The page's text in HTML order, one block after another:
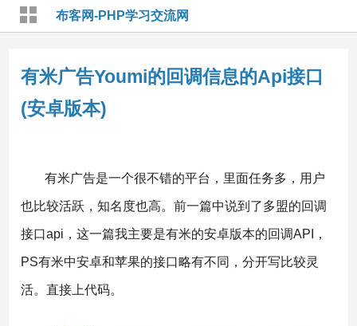
布客网-PHP学习交流网
有米广告Youmi的回调信息的Api接口
(安卓版本)
有米广告是一个很不错的平台，里面任务多，用户
也比较活跃，知名度也高。前一篇中说到了多盟的回调
接口api，这一篇我主要是有米的安卓版本的回调API，
PS有米中安卓和苹果的接口略有不同，分开写比较灵
活。直接上代码。